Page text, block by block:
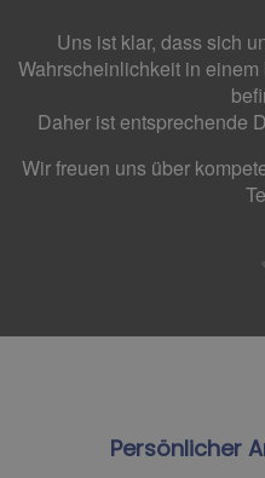
Uns ist klar, dass sich
Wahrscheinlichkeit in
Daher ist entsprechende
Wir freuen uns über
Persönlicher